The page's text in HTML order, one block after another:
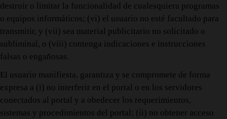
destruir o limitar la funcionalidad de cualesquiera programas
o equipos informáticos; (vi) el usuario no esté facultado para
transmitir, y (vii) sea material publicitario no solicitado o
subliminal, o (viii) contenga indicaciones e instrucciones
falsas o engañosas.
El usuario manifiesta, garantiza y se compromete de forma
expresa a (i) no interferir en el portal o en los servidores
conectados al portal y a obedecer los requerimientos,
sistemas y procedimientos del portal; (ii) no obtener acceso